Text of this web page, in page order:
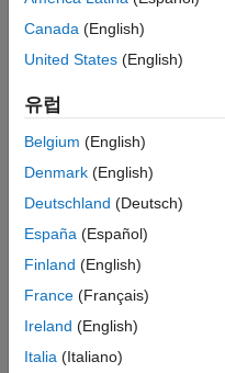
리포팅 및 데이터베이스 액세스
코드 생성
애플리케이션 배포
검증 및 확인(V&V), 테스트
클라우드 기능
교육 및 학습
응용 분야
AI 및 통계학
수학 및 최적화
시뮬레이션합니다.
변동하는 모션 특성
활용해 로봇, UAV, 자
자동차를 제어합니다.
미들웨어(예: ROS)를
하드웨어에 배포합니다.
Canada (English)
United States (English)
유럽
Belgium (English)
Denmark (English)
Deutschland (Deutsch)
España (Español)
Finland (English)
France (Français)
Ireland (English)
Italia (Italiano)